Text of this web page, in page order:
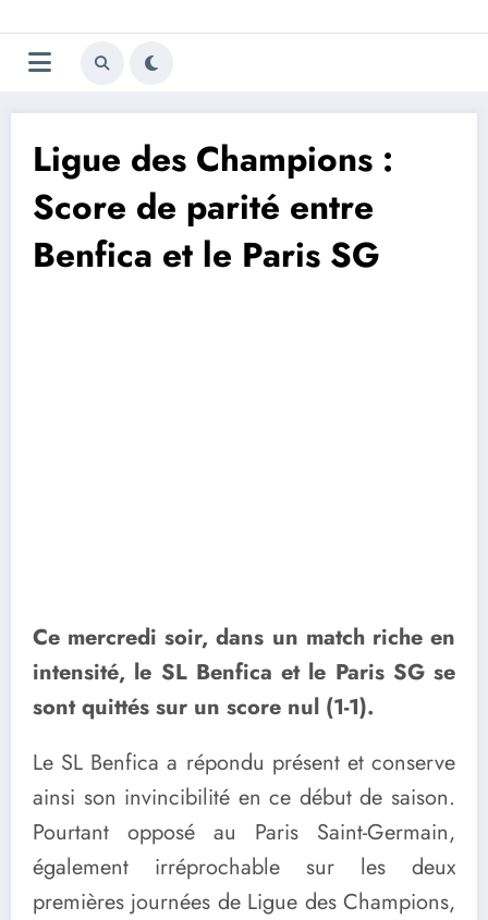
au
contenu
Trivela
L'actualité du football
Ligue des Champions :
Score de parité entre
Benfica et le Paris SG
Ce mercredi soir, dans un match riche en
intensité, le SL Benfica et le Paris SG se
sont quittés sur un score nul (1-1).
Le SL Benfica a répondu présent et conserve
ainsi son invincibilité en ce début de saison.
Pourtant opposé au Paris Saint-Germain,
également irréprochable sur les deux
premières journées de Ligue des Champions,